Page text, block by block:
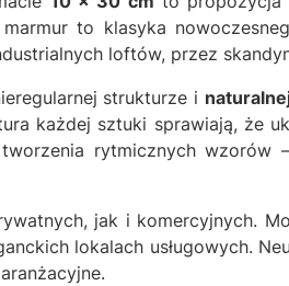
to klasyka
loftów, przez
strukturze i
każdej sztuki sprawiają, że
rytmicznych wzorów
jak i komercyjnych.
lokalach usługowych.